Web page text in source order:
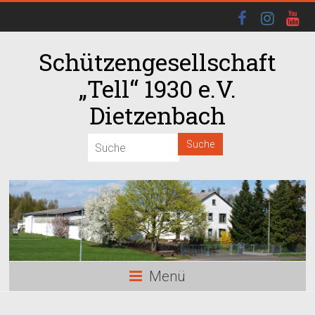
Schützengesellschaft
„Tell“ 1930 e.V.
Dietzenbach
Menü
02:00
04:00